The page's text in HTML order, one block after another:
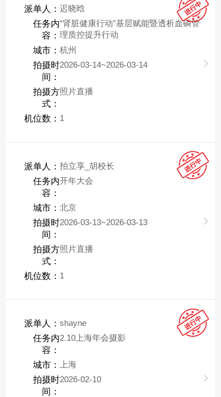
派单人： 迟晓晗
任务内
容：
“肾脏健康行动”基层赋能暨透析血磷管
理质控提升行动
城市： 杭州
拍摄时
间：
2026-03-14~2026-03-14
拍摄方
式：
照片直播
机位数： 1
派单人： 拍立享_胡校长
任务内
容：
开年大会
城市： 北京
拍摄时
间：
2026-03-13~2026-03-13
拍摄方
式：
照片直播
机位数： 1
派单人： shayne
任务内
容：
2.10上海年会摄影
城市： 上海
拍摄时
间：
2026-02-10